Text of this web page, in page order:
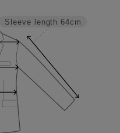
Sleeve length 64cm